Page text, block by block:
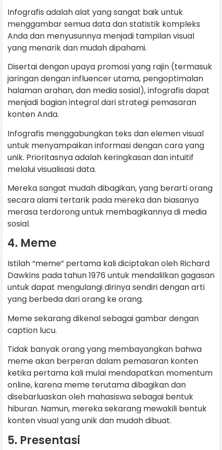
Infografis adalah alat yang sangat baik untuk
menggambar semua data dan statistik kompleks
Anda dan menyusunnya menjadi tampilan visual
yang menarik dan mudah dipahami.
Disertai dengan upaya promosi yang rajin (termasuk
jaringan dengan influencer utama, pengoptimalan
halaman arahan, dan media sosial), infografis dapat
menjadi bagian integral dari strategi pemasaran
konten Anda.
Infografis menggabungkan teks dan elemen visual
untuk menyampaikan informasi dengan cara yang
unik. Prioritasnya adalah keringkasan dan intuitif
melalui visualisasi data.
Mereka sangat mudah dibagikan, yang berarti orang
secara alami tertarik pada mereka dan biasanya
merasa terdorong untuk membagikannya di media
sosial.
4. Meme
Istilah “meme” pertama kali diciptakan oleh Richard
Dawkins pada tahun 1976 untuk mendalilkan gagasan
untuk dapat mengulangi dirinya sendiri dengan arti
yang berbeda dari orang ke orang.
Meme sekarang dikenal sebagai gambar dengan
caption lucu.
Tidak banyak orang yang membayangkan bahwa
meme akan berperan dalam pemasaran konten
ketika pertama kali mulai mendapatkan momentum
online, karena meme terutama dibagikan dan
disebarluaskan oleh mahasiswa sebagai bentuk
hiburan. Namun, mereka sekarang mewakili bentuk
konten visual yang unik dan mudah dibuat.
5. Presentasi